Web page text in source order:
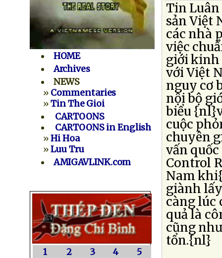
HOME
Archives
NEWS
» Commentaries
»Tin The Gioi
CARTOONS
CARTOONS in English
»Hi Hoa
»Luu Tru
AMIGAVLINK.com
1 2 3 4
5
Tin Luân
sản Việt
các nhà
việc
giới kinh
với Việt
nguy cơ
nội bộ
biểu
cuộc
chuyên
vấn
Control
Nam
giành
càng lúc
quả là
cũng
tổn.{nl}